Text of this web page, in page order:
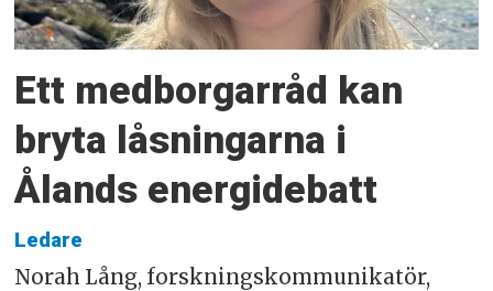
Ett medborgarråd kan
bryta låsningarna i
Ålands energidebatt
Ledare
Norah Lång, forskningskommunikatör,